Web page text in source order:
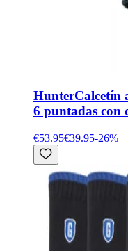
HunterCalcetín
6 puntadas con
€53.95€39.95-26%